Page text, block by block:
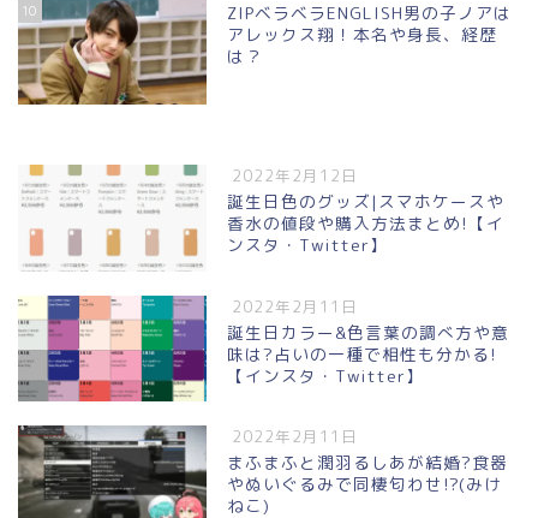
10
ZIPベラベラENGLISH男の子ノアは
アレックス翔！本名や身長、経歴
は？
2022年2月12日
誕生日色のグッズ|スマホケースや
香水の値段や購入方法まとめ!【イ
ンスタ・Twitter】
2022年2月11日
誕生日カラー&色言葉の調べ方や意
味は?占いの一種で相性も分かる!
【インスタ・Twitter】
2022年2月11日
まふまふと潤羽るしあが結婚?食器
やぬいぐるみで同棲匂わせ!?(みけ
ねこ)